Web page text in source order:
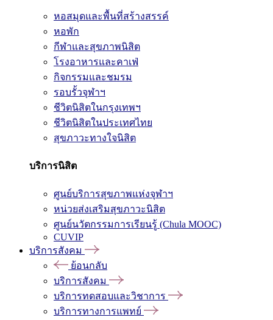
หอสมุดและพื้นที่สร้างสรรค์
หอพัก
กีฬาและสุขภาพนิสิต
โรงอาหารและคาเฟ่
กิจกรรมและชมรม
รอบรั้วจุฬาฯ
ชีวิตนิสิตในกรุงเทพฯ
ชีวิตนิสิตในประเทศไทย
สุขภาวะทางใจนิสิต
บริการนิสิต
ศูนย์บริการสุขภาพแห่งจุฬาฯ
หน่วยส่งเสริมสุขภาวะนิสิต
ศูนย์นวัตกรรมการเรียนรู้ (Chula MOOC)
CUVIP
บริการสังคม
ย้อนกลับ
บริการสังคม
บริการทดสอบและวิชาการ
บริการทางการแพทย์